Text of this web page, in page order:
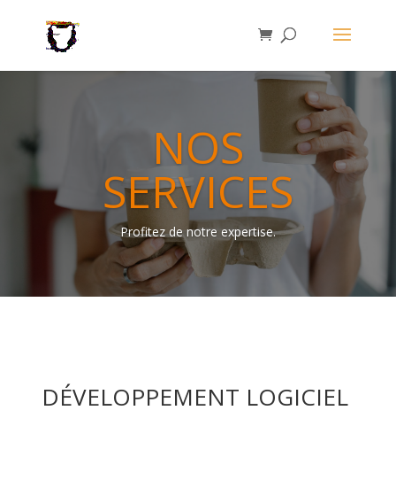
NOS
SERVICES
Profitez de notre expertise.
DÉVELOPPEMENT LOGICIEL